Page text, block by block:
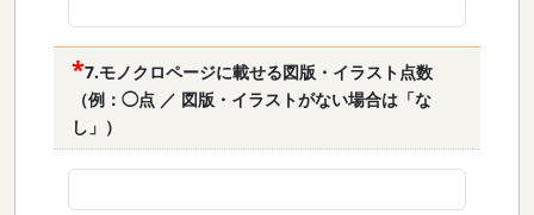
7.モノクロページに載せる図版・イラスト点数
（例：◯点 ／ 図版・イラストがない場合は「な
し」）